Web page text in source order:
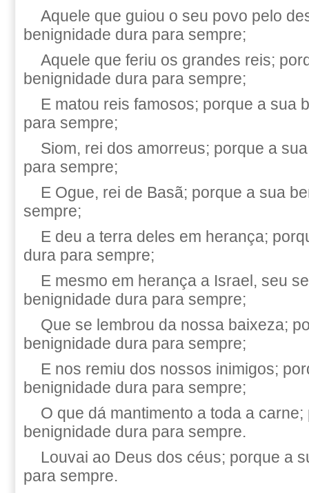
Aquele que guiou o seu povo pelo
benignidade dura para sempre;
Aquele que feriu os grandes reis;
benignidade dura para sempre;
E matou reis famosos; porque a sua
para sempre;
Siom, rei dos amorreus; porque a
para sempre;
E Ogue, rei de Basã; porque a sua
sempre;
E deu a terra deles em herança;
dura para sempre;
E mesmo em herança a Israel, seu
benignidade dura para sempre;
Que se lembrou da nossa baixeza;
benignidade dura para sempre;
E nos remiu dos nossos inimigos;
benignidade dura para sempre;
O que dá mantimento a toda a
benignidade dura para sempre.
Louvai ao Deus dos céus; porque a
para sempre.